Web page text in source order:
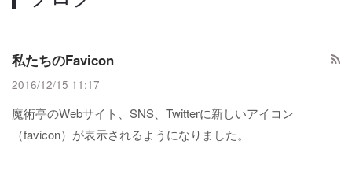
私たちのFavicon
2016/12/15 11:17
魔術亭のWebサイト、SNS、Twitterに新しいアイコン
（favicon）が表示されるようになりました。